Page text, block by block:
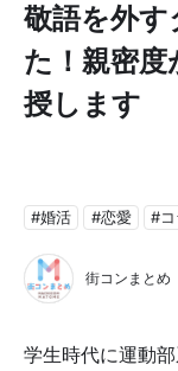
敬語を外
た！親密
授します
#婚活 #恋愛 #コ
街コンまとめ
学生時代に運動